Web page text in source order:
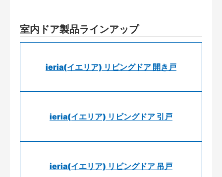
室内ドア製品ラインアップ
ieria(イエリア) リビングドア 開き戸
ieria(イエリア) リビングドア 引戸
ieria(イエリア) リビングドア 吊戸